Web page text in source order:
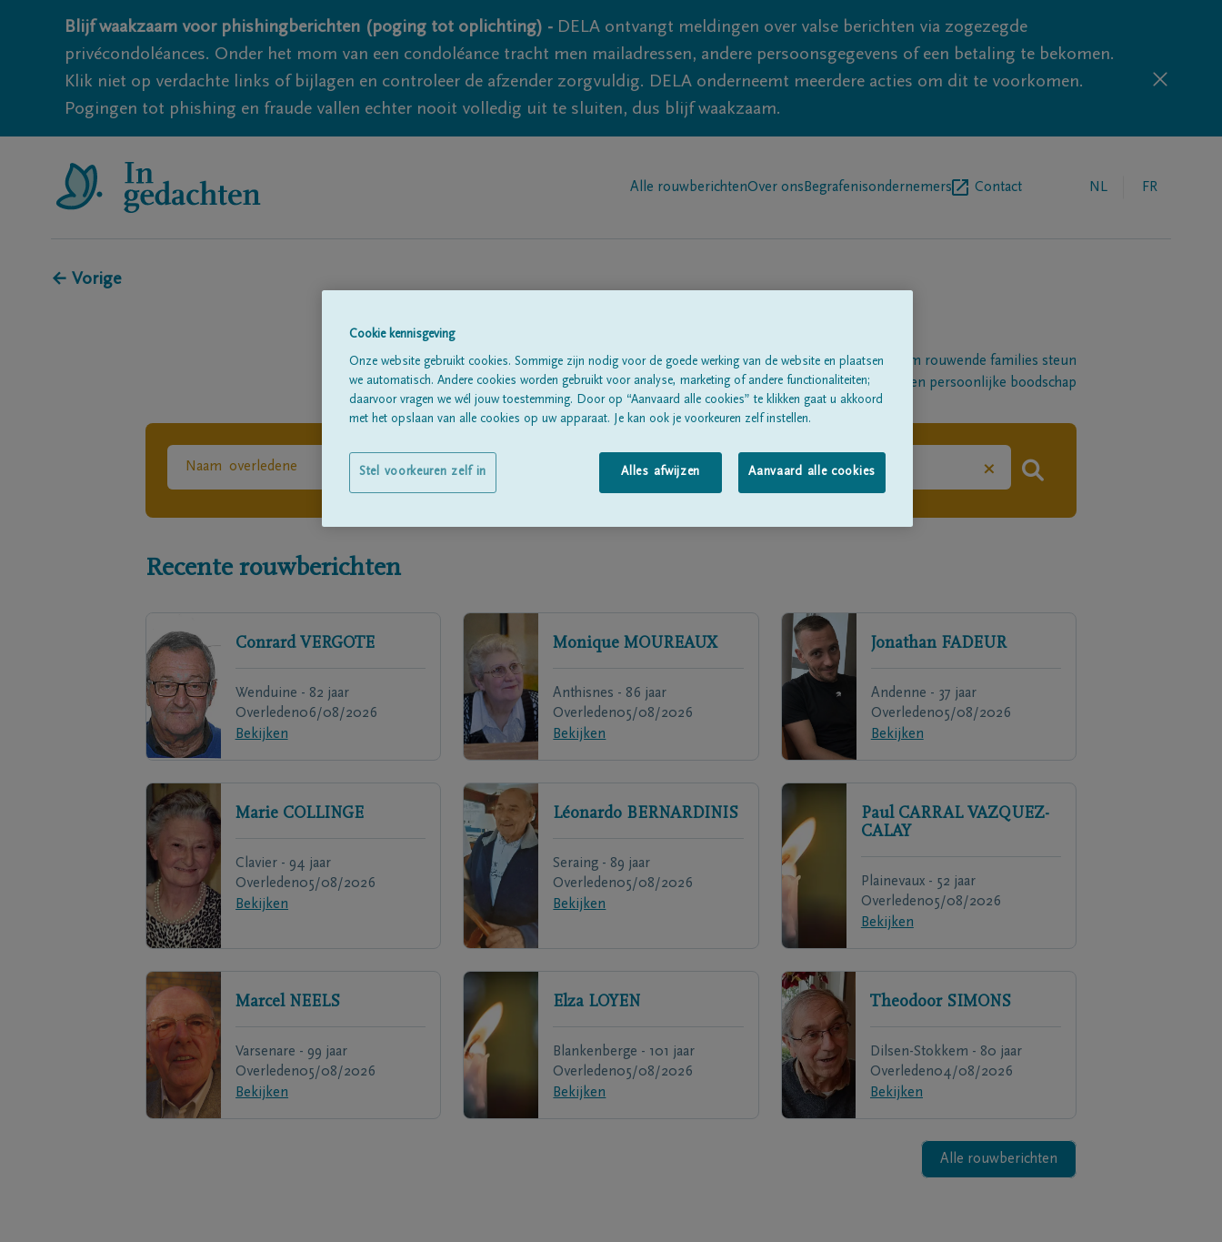
Blijf waakzaam voor phishingberichten (poging tot oplichting) - DELA ontvangt meldingen over valse berichten via zogezegde
privécondoléances. Onder het mom van een condoléance tracht men mailadressen, andere persoonsgegevens of een betaling te bekomen.
Klik niet op verdachte links of bijlagen en controleer de afzender zorgvuldig. DELA onderneemt meerdere acties om dit te voorkomen.
Pogingen tot phishing en fraude vallen echter nooit volledig uit te sluiten, dus blijf waakzaam.
Alle rouwberichtenOver ons Begrafenisondernemers Contact NL FR
← Vorige
Een platform om rouwende families steun
te betuigen met een persoonlijke boodschap
×
Recente rouwberichten
Conrard VERGOTE
Wenduine - 82 jaar
Overleden06/08/2026
Bekijken
Monique MOUREAUX
Anthisnes - 86 jaar
Overleden05/08/2026
Bekijken
Jonathan FADEUR
Andenne - 37 jaar
Overleden05/08/2026
Bekijken
Marie COLLINGE
Clavier - 94 jaar
Overleden05/08/2026
Bekijken
Léonardo BERNARDINIS
Seraing - 89 jaar
Overleden05/08/2026
Bekijken
Paul CARRAL VAZQUEZ-
CALAY
Plainevaux - 52 jaar
Overleden05/08/2026
Bekijken
Marcel NEELS
Varsenare - 99 jaar
Overleden05/08/2026
Bekijken
Elza LOYEN
Blankenberge - 101 jaar
Overleden05/08/2026
Bekijken
Theodoor SIMONS
Dilsen-Stokkem - 80 jaar
Overleden04/08/2026
Bekijken
Alle rouwberichten
Cookie kennisgeving
Onze website gebruikt cookies. Sommige zijn nodig voor de goede werking van de website en plaatsen
we automatisch. Andere cookies worden gebruikt voor analyse, marketing of andere functionaliteiten;
daarvoor vragen we wél jouw toestemming. Door op “Aanvaard alle cookies” te klikken gaat u akkoord
met het opslaan van alle cookies op uw apparaat. Je kan ook je voorkeuren zelf instellen.
Alles afwijzen Aanvaard alle cookies
Stel voorkeuren zelf in